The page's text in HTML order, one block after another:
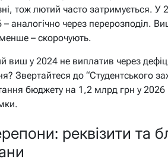
тож лютий часто затримується. У
аналогічно через перерозподіл.
– скорочують.
виш у 2024 не виплатив через
Звертайтеся до “Студентського
бюджету на 1,2 млрд грн у 2026
реквізити та